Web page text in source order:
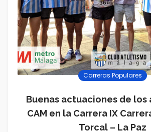
Carreras Populares
Buenas actuaciones de
CAM en la Carrera IX
Torcal – La Paz